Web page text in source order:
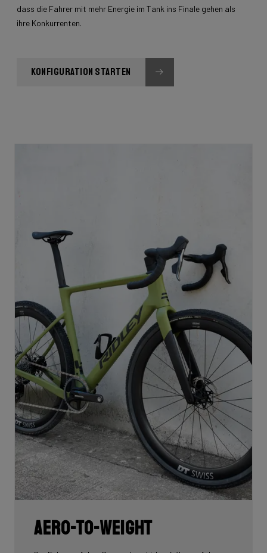
dass die Fahrer mit mehr Energie im Tank ins Finale gehen als
ihre Konkurrenten.
KONFIGURATION STARTEN
Aero-To-Weight